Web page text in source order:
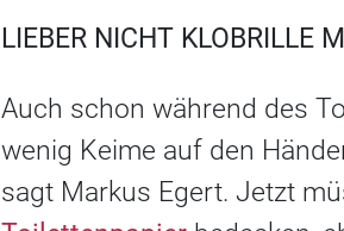
LIEBER NICHT KLOBRILLE
Auch schon während des
wenig Keime auf den
sagt Markus Egert. Jetzt